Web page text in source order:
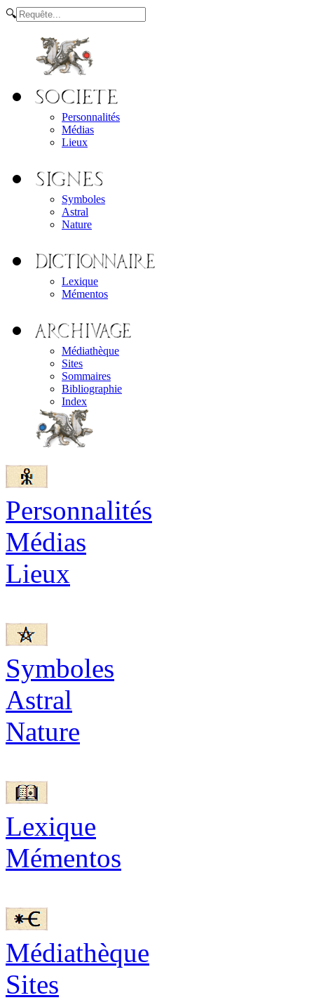
🔍
Personnalités
Médias
Lieux
Symboles
Astral
Nature
Lexique
Mémentos
Médiathèque
Sites
Sommaires
Bibliographie
Index
Personnalités
Médias
Lieux
Symboles
Astral
Nature
Lexique
Mémentos
Médiathèque
Sites